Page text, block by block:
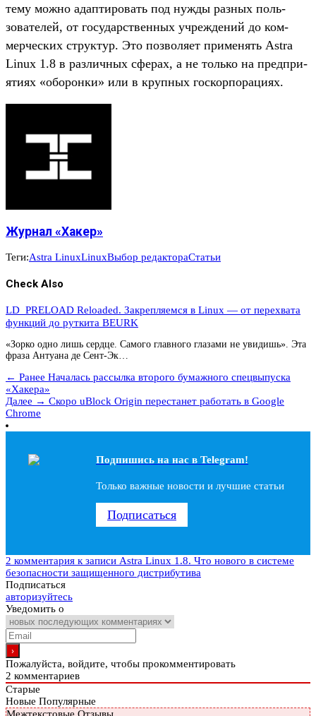
тему мож­но адап­тировать под нуж­ды раз­ных поль­
зовате­лей, от государс­твен­ных учрежде­ний до ком­
мерчес­ких струк­тур. Это поз­воля­ет при­менять Astra
Linux 1.8 в раз­личных сфе­рах, а не толь­ко на пред­при­
ятиях «обо­рон­ки» или в круп­ных гос­корпо­раци­ях.
Журнал «Хакер»
Теги:Astra LinuxLinuxВыбор редактораСтатьи
Check Also
LD_PRELOAD Reloaded. Закрепляемся в Linux — от перехвата
функций до руткита BEURK
«Зорко одно лишь сердце. Самого главного глазами не увидишь». Эта
фраза Антуана де Сент-Эк…
← Ранее Началась рассылка второго бумажного спецвыпуска
«Хакера»
Далее → Скоро uBlock Origin перестанет работать в Google
Chrome
Подпишись на наc в Telegram!
Только важные новости и лучшие статьи
Подписаться
2 комментария к записи Astra Linux 1.8. Что нового в системе
безопасности защищенного дистрибутива
Подписаться
авторизуйтесь
Уведомить о
Пожалуйста, войдите, чтобы прокомментировать
2 комментариев
Старые
Новые Популярные